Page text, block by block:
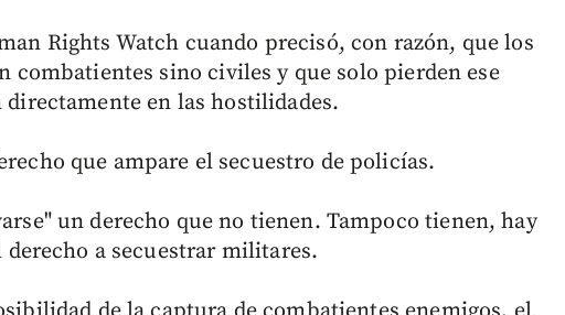
Rights Watch cuando precisó, con razón, que los
sino civiles y que solo pierden ese
en las hostilidades.
que ampare el secuestro de policías.
un derecho que no tienen. Tampoco tienen, hay
a secuestrar militares.